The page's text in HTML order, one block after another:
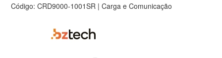
Código: CRD9000-1001SR | Carga e Comunicação